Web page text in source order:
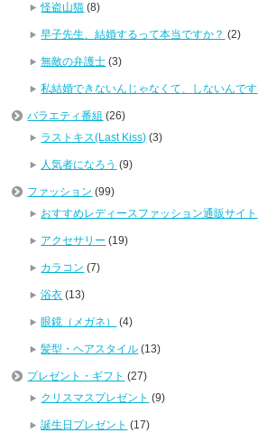
怪盗山猫 (8)
早子先生、結婚するって本当ですか？ (2)
無敵の弁護士 (3)
私結婚できないんじゃなくて、しないんです
バラエティ番組 (26)
ラストキス(Last Kiss) (3)
人気者になろう (9)
ファッション (99)
おすすめレディースファッション通販サイト
アクセサリー (19)
カラコン (7)
浴衣 (13)
眼鏡（メガネ） (4)
髪型・ヘアスタイル (13)
プレゼント・ギフト (27)
クリスマスプレゼント (9)
誕生日プレゼント (17)